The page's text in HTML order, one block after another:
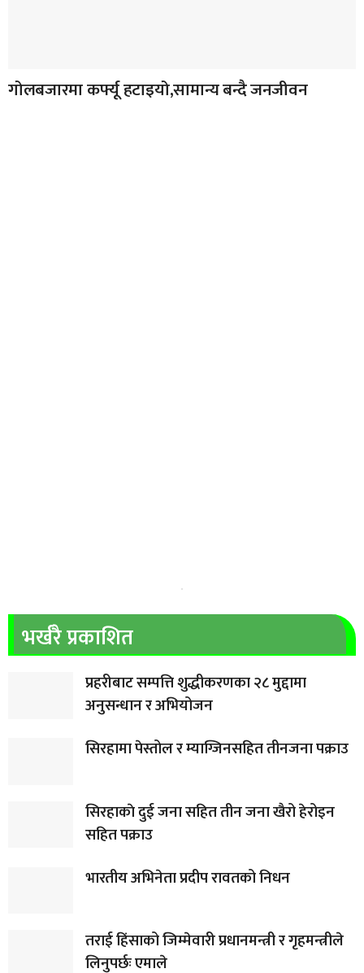
गोलबजारमा कर्फ्यू हटाइयो,सामान्य बन्दै जनजीवन
भर्खरै प्रकाशित
प्रहरीबाट सम्पत्ति शुद्धीकरणका २८ मुद्दामा
अनुसन्धान र अभियोजन
सिरहामा पेस्तोल र म्याग्जिनसहित तीनजना पक्राउ
सिरहाकाे दुई जना सहित तीन जना खैरो हेरोइन
सहित पक्राउ
भारतीय अभिनेता प्रदीप रावतको निधन
तराई हिंसाको जिम्मेवारी प्रधानमन्त्री र गृहमन्त्रीले
लिनुपर्छः एमाले